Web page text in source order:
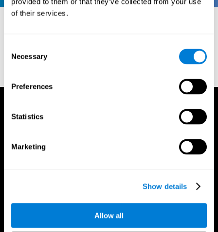
of their services.
Selection
Necessary
Preferences
Statistics
Marketing
Show details
Allow all
Conners, C. K (1989). Manual for Conners’ rating scales. North